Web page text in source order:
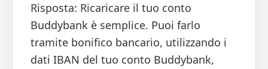
Risposta: Ricaricare il tuo conto
Buddybank è semplice. Puoi farlo
tramite bonifico bancario, utilizzando i
dati IBAN del tuo conto Buddybank,